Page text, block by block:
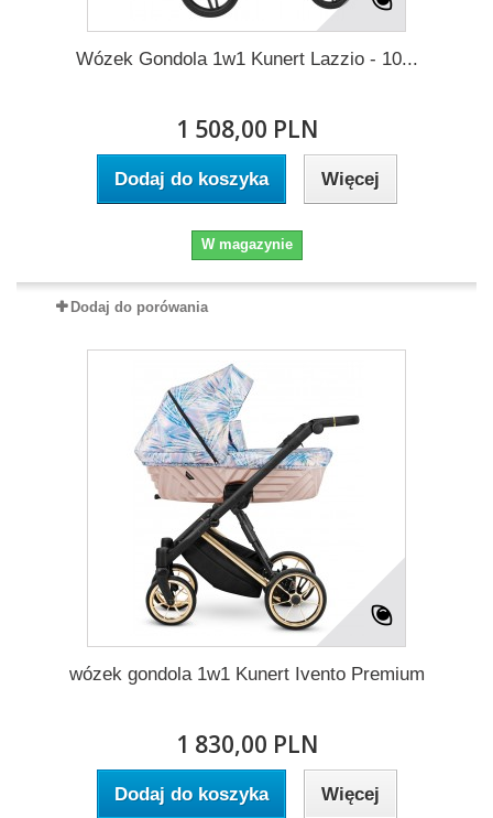
Wózek Gondola 1w1 Kunert Lazzio - 10...
1 508,00 PLN
Dodaj do koszyka Więcej
W magazynie
Dodaj do porówania
wózek gondola 1w1 Kunert Ivento Premium
1 830,00 PLN
Dodaj do koszyka Więcej